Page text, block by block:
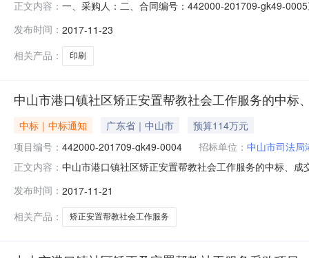
正文内容： 一、采购人：二、合同编号：442000-201709-gk49-
（元）：采购项目预算金额（元）：七、合同签订日期
一楼
发布时间： 2017-11-23
相关产品：
印刷
中山市港口镇社区矫正安置帮教社会工作服务的中标
中标｜中标通知 广东省｜中山市
预算114万元
项目编号： 442000-201709-gk49-0004 招标单位： 中山市司法局
正文内容： 中山市港口镇社区矫正安置帮教社会工作服务的中标、
目联系电话详见公告正文采购单位中山市司法局港口司
地址详见公告正文代理机构联系方式详见
发布时间： 2017-11-21
相关产品：
矫正安置帮教社会工作服务